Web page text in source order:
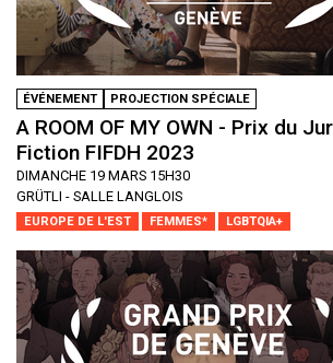
ÉVÉNEMENT PROJECTION SPÉCIALE
A ROOM OF MY OWN - Prix du
Fiction FIFDH 2023
DIMANCHE 19 MARS 15H30
GRÜTLI - SALLE LANGLOIS
EUROPE DE L'EST FEMMES* LGBTQIA+